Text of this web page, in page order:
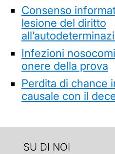
Consenso
lesione del diritto
Infezioni
onere della prova
Perdita di chance
causale con il
SU DI NOI